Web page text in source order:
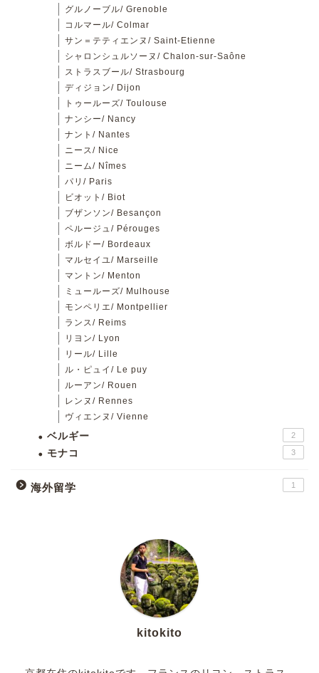
グルノーブル/ Grenoble
コルマール/ Colmar
サン＝テティエンヌ/ Saint-Etienne
シャロンシュルソーヌ/ Chalon-sur-Saône
ストラスブール/ Strasbourg
ディジョン/ Dijon
トゥールーズ/ Toulouse
ナンシー/ Nancy
ナント/ Nantes
ニース/ Nice
ニーム/ Nîmes
パリ/ Paris
ビオット/ Biot
ブザンソン/ Besançon
ペルージュ/ Pérouges
ボルドー/ Bordeaux
マルセイユ/ Marseille
マントン/ Menton
ミュールーズ/ Mulhouse
モンペリエ/ Montpellier
ランス/ Reims
リヨン/ Lyon
リール/ Lille
ル・ピュイ/ Le puy
ルーアン/ Rouen
レンヌ/ Rennes
ヴィエンヌ/ Vienne
ベルギー 2
モナコ 3
海外留学 1
kitokito